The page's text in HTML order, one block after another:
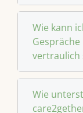
Wie kann
vertraulich
Wie